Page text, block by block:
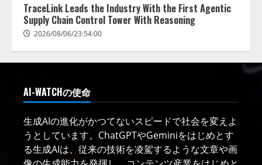
TraceLink Leads the Industry With the First Agentic
Supply Chain Control Tower With Reasoning
2026/08/06/23:54:00
AI-WATCHの使命
生成AIの進化がかつてないスピードで社会を変えよ
うとしています。ChatGPTやGeminiをはじめとす
る生成AIは、従来の技術を凌駕するような文章や画